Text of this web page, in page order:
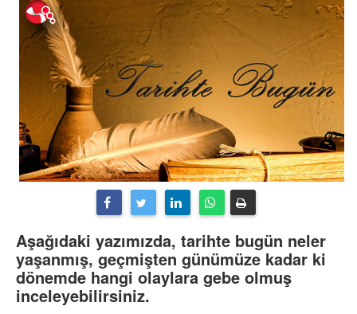
Aşağıdaki yazımızda, tarihte bugün neler
yaşanmış, geçmişten günümüze kadar ki
dönemde hangi olaylara gebe olmuş
inceleyebilirsiniz.